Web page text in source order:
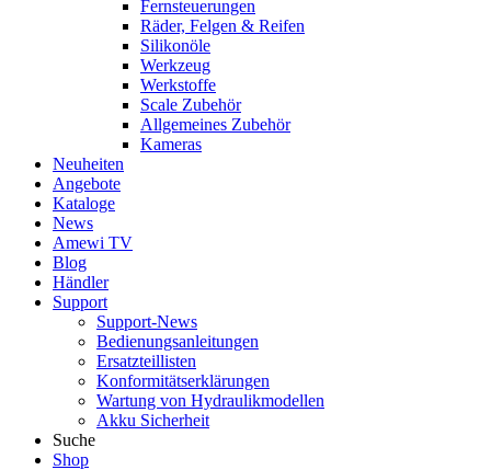
Fernsteuerungen
Räder, Felgen & Reifen
Silikonöle
Werkzeug
Werkstoffe
Scale Zubehör
Allgemeines Zubehör
Kameras
Neuheiten
Angebote
Kataloge
News
Amewi TV
Blog
Händler
Support
Support-News
Bedienungsanleitungen
Ersatzteillisten
Konformitätserklärungen
Wartung von Hydraulikmodellen
Akku Sicherheit
Suche
Shop